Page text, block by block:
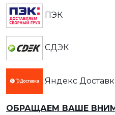
ПЭК
СДЭК
Яндекс
ОБРАЩАЕМ ВАШЕ